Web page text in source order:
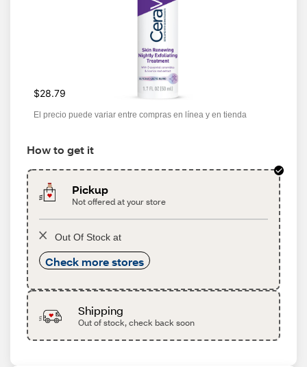
$28.79
El precio puede variar entre compras en línea y en tienda
How to get it
Pickup
Not offered at your store
Out Of Stock at
Check more stores
Shipping
Out of stock, check back soon